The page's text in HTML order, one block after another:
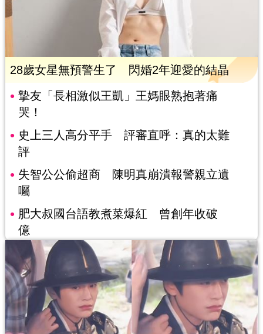
28歲女星無預警生了 閃婚2年迎愛的結晶
摯友「長相激似王凱」王媽眼熟抱著痛
哭！
史上三人高分平手 評審直呼：真的太難
評
失智公公偷超商 陳明真崩潰報警親立遺
囑
肥大叔國台語教煮菜爆紅 曾創年收破
億